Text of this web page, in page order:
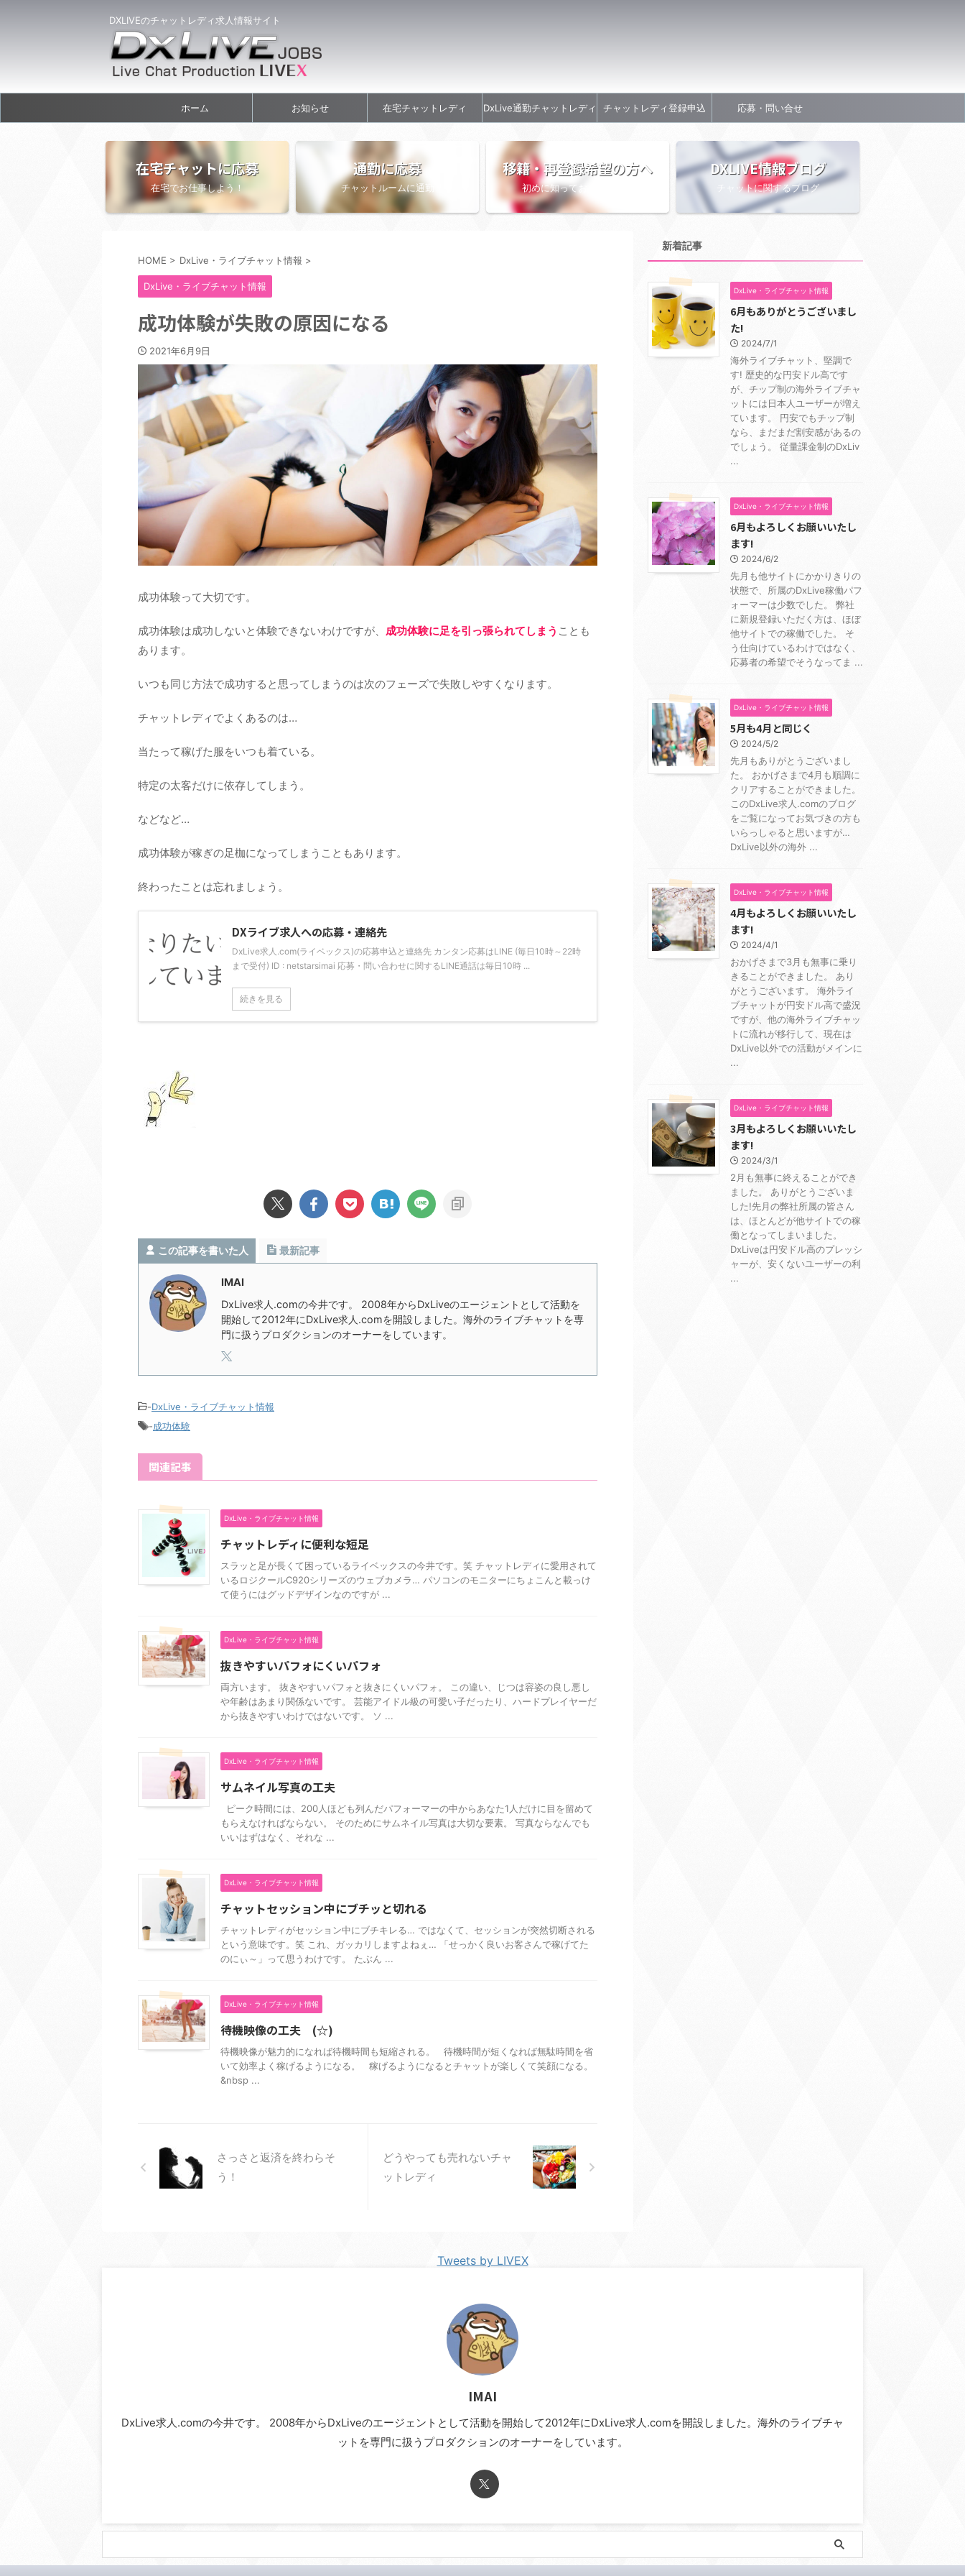
DXLIVEのチャットレディ求人情報サイト
ホーム お知らせ 在宅チャットレディ DxLive通勤チャットレディ チャットレディ登録申込 応募・問い合せ
在宅チャットに応募
在宅でお仕事しよう！
通勤に応募
チャットルームに通勤
移籍・再登録希望の方へ
初めに知っておきたい情報
DXLIVE情報ブログ
チャットに関するブログ
HOME > DxLive・ライブチャット情報 >
DxLive・ライブチャット情報
成功体験が失敗の原因になる
2021年6月9日
成功体験って大切です。
成功体験は成功しないと体験できないわけですが、 成功体験に足を引っ張られてしまう ことも
あります。
いつも同じ方法で成功すると思ってしまうのは次のフェーズで失敗しやすくなります。
チャットレディでよくあるのは…
当たって稼げた服をいつも着ている。
特定の太客だけに依存してしまう。
などなど…
成功体験が稼ぎの足枷になってしまうこともあります。
終わったことは忘れましょう。
DXライブ求人への応募・連絡先
DxLive求人.com(ライベックス)の応募申込と連絡先 カンタン応募はLINE (毎日10時～22時
まで受付) ID : netstarsimai 応募・問い合わせに関するLINE通話は毎日10時 ...
続きを見る
この記事を書いた人 最新記事
IMAI
DxLive求人.comの今井です。 2008年からDxLiveのエージェントとして活動を
開始して2012年にDxLive求人.comを開設しました。海外のライブチャットを専
門に扱うプロダクションのオーナーをしています。
-DxLive・ライブチャット情報
-成功体験
関連記事
DxLive・ライブチャット情報
チャットレディに便利な短足
スラッと足が長くて困っているライベックスの今井です。笑 チャットレディに愛用されて
いるロジクールC920シリーズのウェブカメラ… パソコンのモニターにちょこんと載っけ
て使うにはグッドデザインなのですが ...
DxLive・ライブチャット情報
抜きやすいパフォにくいパフォ
両方います。 抜きやすいパフォと抜きにくいパフォ。 この違い、じつは容姿の良し悪し
や年齢はあまり関係ないです。 芸能アイドル級の可愛い子だったり、ハードプレイヤーだ
から抜きやすいわけではないです。 ソ ...
DxLive・ライブチャット情報
サムネイル写真の工夫
ピーク時間には、200人ほども列んだパフォーマーの中からあなた1人だけに目を留めて
もらえなければならない。 そのためにサムネイル写真は大切な要素。 写真ならなんでも
いいはずはなく、それな ...
DxLive・ライブチャット情報
チャットセッション中にブチッと切れる
チャットレディがセッション中にブチキレる… ではなくて、セッションが突然切断される
という意味です。笑 これ、ガッカリしますよねぇ… 「せっかく良いお客さんで稼げてた
のにぃ～」って思うわけです。 たぶん ...
DxLive・ライブチャット情報
待機映像の工夫 (☆)
待機映像が魅力的になれば待機時間も短縮される。 待機時間が短くなれば無駄時間を省
いて効率よく稼げるようになる。 稼げるようになるとチャットが楽しくて笑顔になる。
&nbsp ...
さっさと返済を終わらそ
う！
どうやっても売れないチャ
ットレディ
新着記事
DxLive・ライブチャット情報
6月もありがとうございまし
た!
2024/7/1
海外ライブチャット、堅調で
す! 歴史的な円安ドル高です
が、チップ制の海外ライブチャ
ットには日本人ユーザーが増え
ています。 円安でもチップ制
なら、まだまだ割安感があるの
でしょう。 従量課金制のDxLiv
...
DxLive・ライブチャット情報
6月もよろしくお願いいたし
ます!
2024/6/2
先月も他サイトにかかりきりの
状態で、所属のDxLive稼働パフ
ォーマーは少数でした。 弊社
に新規登録いただく方は、ほぼ
他サイトでの稼働でした。 そ
う仕向けているわけではなく、
応募者の希望でそうなってま ...
DxLive・ライブチャット情報
5月も4月と同じく
2024/5/2
先月もありがとうございまし
た。 おかげさまで4月も順調に
クリアすることができました。
このDxLive求人.comのブログ
をご覧になってお気づきの方も
いらっしゃると思いますが…
DxLive以外の海外 ...
DxLive・ライブチャット情報
4月もよろしくお願いいたし
ます!
2024/4/1
おかげさまで3月も無事に乗り
きることができました。 あり
がとうございます。 海外ライ
ブチャットが円安ドル高で盛況
ですが、他の海外ライブチャッ
トに流れが移行して、現在は
DxLive以外での活動がメインに
...
DxLive・ライブチャット情報
3月もよろしくお願いいたし
ます!
2024/3/1
2月も無事に終えることができ
ました。 ありがとうございま
した!先月の弊社所属の皆さん
は、ほとんどが他サイトでの稼
働となってしまいました。
DxLiveは円安ドル高のプレッシ
ャーが、安くないユーザーの利
...
Tweets by LIVEX
IMAI
DxLive求人.comの今井です。 2008年からDxLiveのエージェントとして活動を開始して2012年にDxLive求人.comを開設しました。海外のライブチャ
ットを専門に扱うプロダクションのオーナーをしています。